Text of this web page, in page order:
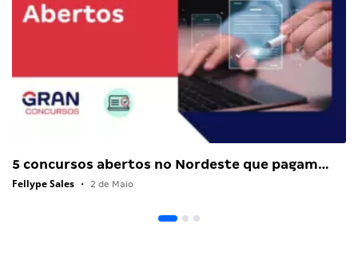
5 concursos abertos no Nordeste que pagam…
Fellype Sales • 2 de Maio